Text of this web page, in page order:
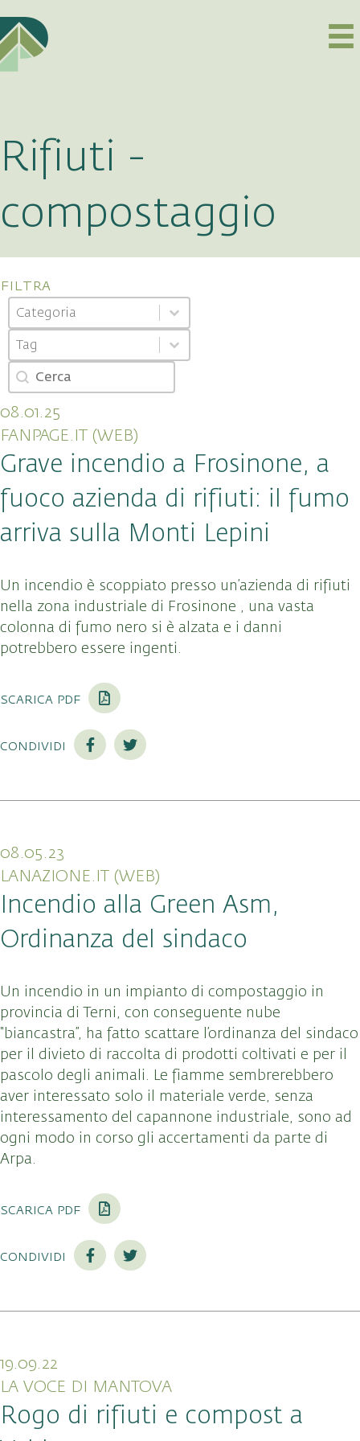
Rifiuti -
compostaggio
filtra
Categoria
Select content
Select content
Tag
Select content
Select content
Cerca
Search content
08.01.25
FANPAGE.IT (WEB)
Grave incendio a Frosinone, a
fuoco azienda di rifiuti: il fumo
arriva sulla Monti Lepini
Un incendio è scoppiato presso un’azienda di rifiuti
nella zona industriale di Frosinone , una vasta
colonna di fumo nero si è alzata e i danni
potrebbero essere ingenti.
scarica pdf
condividi
08.05.23
LANAZIONE.IT (WEB)
Incendio alla Green Asm,
Ordinanza del sindaco
Un incendio in un impianto di compostaggio in
provincia di Terni, con conseguente nube
“biancastra”, ha fatto scattare l’ordinanza del sindaco
per il divieto di raccolta di prodotti coltivati e per il
pascolo degli animali. Le fiamme sembrerebbero
aver interessato solo il materiale verde, senza
interessamento del capannone industriale, sono ad
ogni modo in corso gli accertamenti da parte di
Arpa.
scarica pdf
condividi
19.09.22
LA VOCE DI MANTOVA
Rogo di rifiuti e compost a